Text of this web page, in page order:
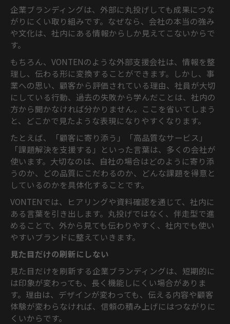
企業ブランディングは、外部に丸投げしても成果につな
がりにくい取り組みです。なぜなら、会社の本当の強み
や文化は、社内にある情報からしか見えてこないからで
す。
もちろん、VONTENのような外部支援会社は、情報を整
理し、伝わる形に変換することができます。しかし、事
業への思い、顧客から評価されている理由、社員が大切
にしている行動、過去の失敗から学んだことは、社内の
方から聞かなければ分かりません。ここを省いてしまう
と、どこかで見たような表現になりやすくなります。
たとえば、「顧客に寄り添う」「高品質なサービス」
「課題解決を支援する」といった言葉は、多くの会社が
使います。大切なのは、自社の場合はどのように寄り添
うのか、どの品質にこだわるのか、どんな課題を得意と
しているのかを具体化することです。
VONTENでは、ヒアリングや資料確認を通じて、社内に
ある言葉を引き出します。丸投げではなく、伴走型で進
めることで、外から見ても伝わりやすく、社内でも使い
やすいブランドに整えていきます。
見た目だけの刷新にしない
見た目だけを刷新する企業ブランディングは、短期的に
は印象が変わっても、長く機能しにくい場合がありま
す。理由は、デザインが変わっても、伝える内容や顧客
体験が変わらなければ、信頼の積み上げにはつながりに
くいからです。